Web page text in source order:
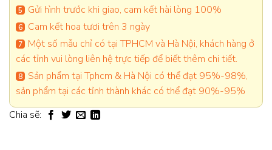
Gửi hình trước khi giao, cam kết hài lòng 100%
Cam kết hoa tươi trên 3 ngày
Một số mẫu chỉ có tại TPHCM và Hà Nội, khách hàng ở
các tỉnh vui lòng liên hệ trực tiếp để biết thêm chi tiết.
Sản phẩm tại Tphcm & Hà Nội có thể đạt 95%-98%,
sản phẩm tại các tỉnh thành khác có thể đạt 90%-95%
Chia sẽ: